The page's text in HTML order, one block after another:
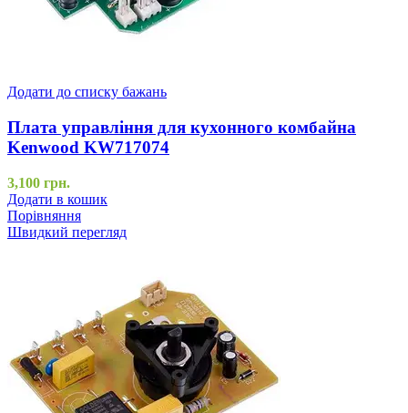
Додати до списку бажань
Плата управління для кухонного комбайна
Kenwood KW717074
3,100 грн.
Додати в кошик
Порівняння
Швидкий перегляд